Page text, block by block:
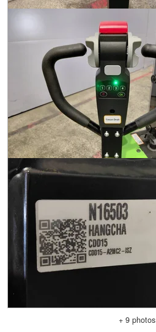
+ 9 photos